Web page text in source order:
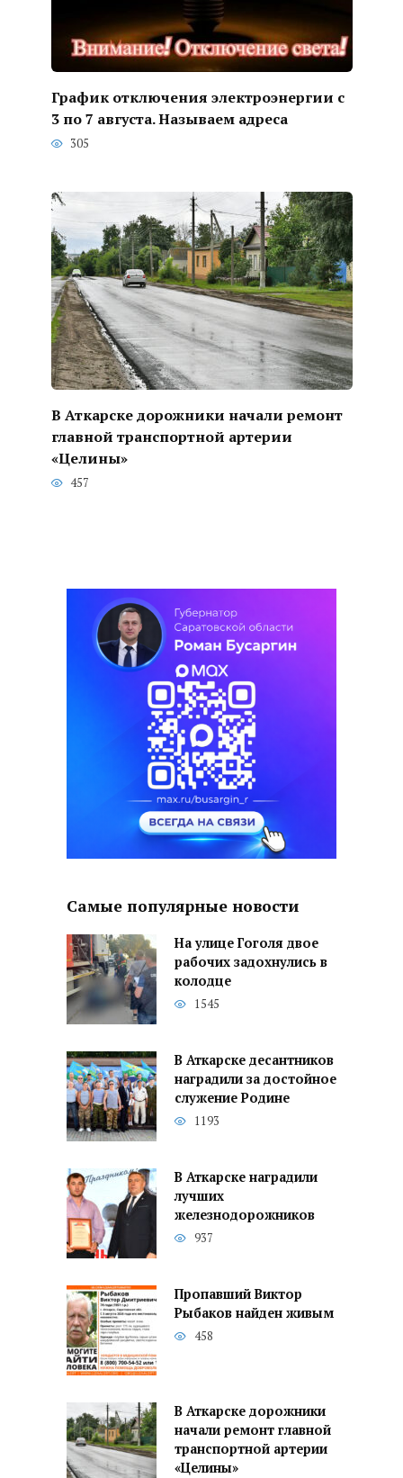
График отключения электроэнергии с
3 по 7 августа. Называем адреса
305
В Аткарске дорожники начали ремонт
главной транспортной артерии
«Целины»
457
Самые популярные новости
На улице Гоголя двое
рабочих задохнулись в
колодце
1545
В Аткарске десантников
наградили за достойное
служение Родине
1193
В Аткарске наградили
лучших
железнодорожников
937
Пропавший Виктор
Рыбаков найден живым
458
В Аткарске дорожники
начали ремонт главной
транспортной артерии
«Целины»